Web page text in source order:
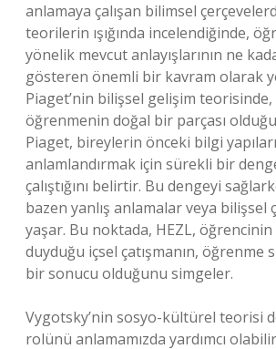
anlamaya çalışan bilimsel
teorilerin ışığında incelendiğinde,
yönelik mevcut anlayışlarının ne
gösteren önemli bir kavram olarak
Piaget’nin bilişsel gelişim teorisinde,
öğrenmenin doğal bir parçası
Piaget, bireylerin önceki bilgi
anlamlandırmak için sürekli bir
çalıştığını belirtir. Bu dengeyi
bazen yanlış anlamalar veya bilişsel
yaşar. Bu noktada, HEZL, öğrencinin
duyduğu içsel çatışmanın, öğrenme
bir sonucu olduğunu simgeler.
Vygotsky’nin sosyo-kültürel teorisi
rolünü anlamamızda yardımcı